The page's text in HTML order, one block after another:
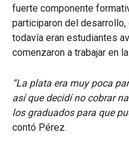
fuerte componente
participaron del
todavía eran estudiantes
comenzaron a trabajar en
“La plata era muy poca
así que decidí no cobrar
los graduados para que
contó Pérez.